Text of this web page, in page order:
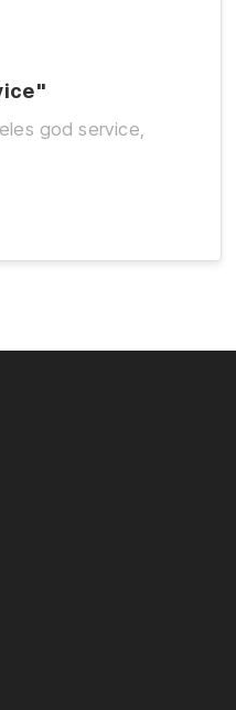
god service,